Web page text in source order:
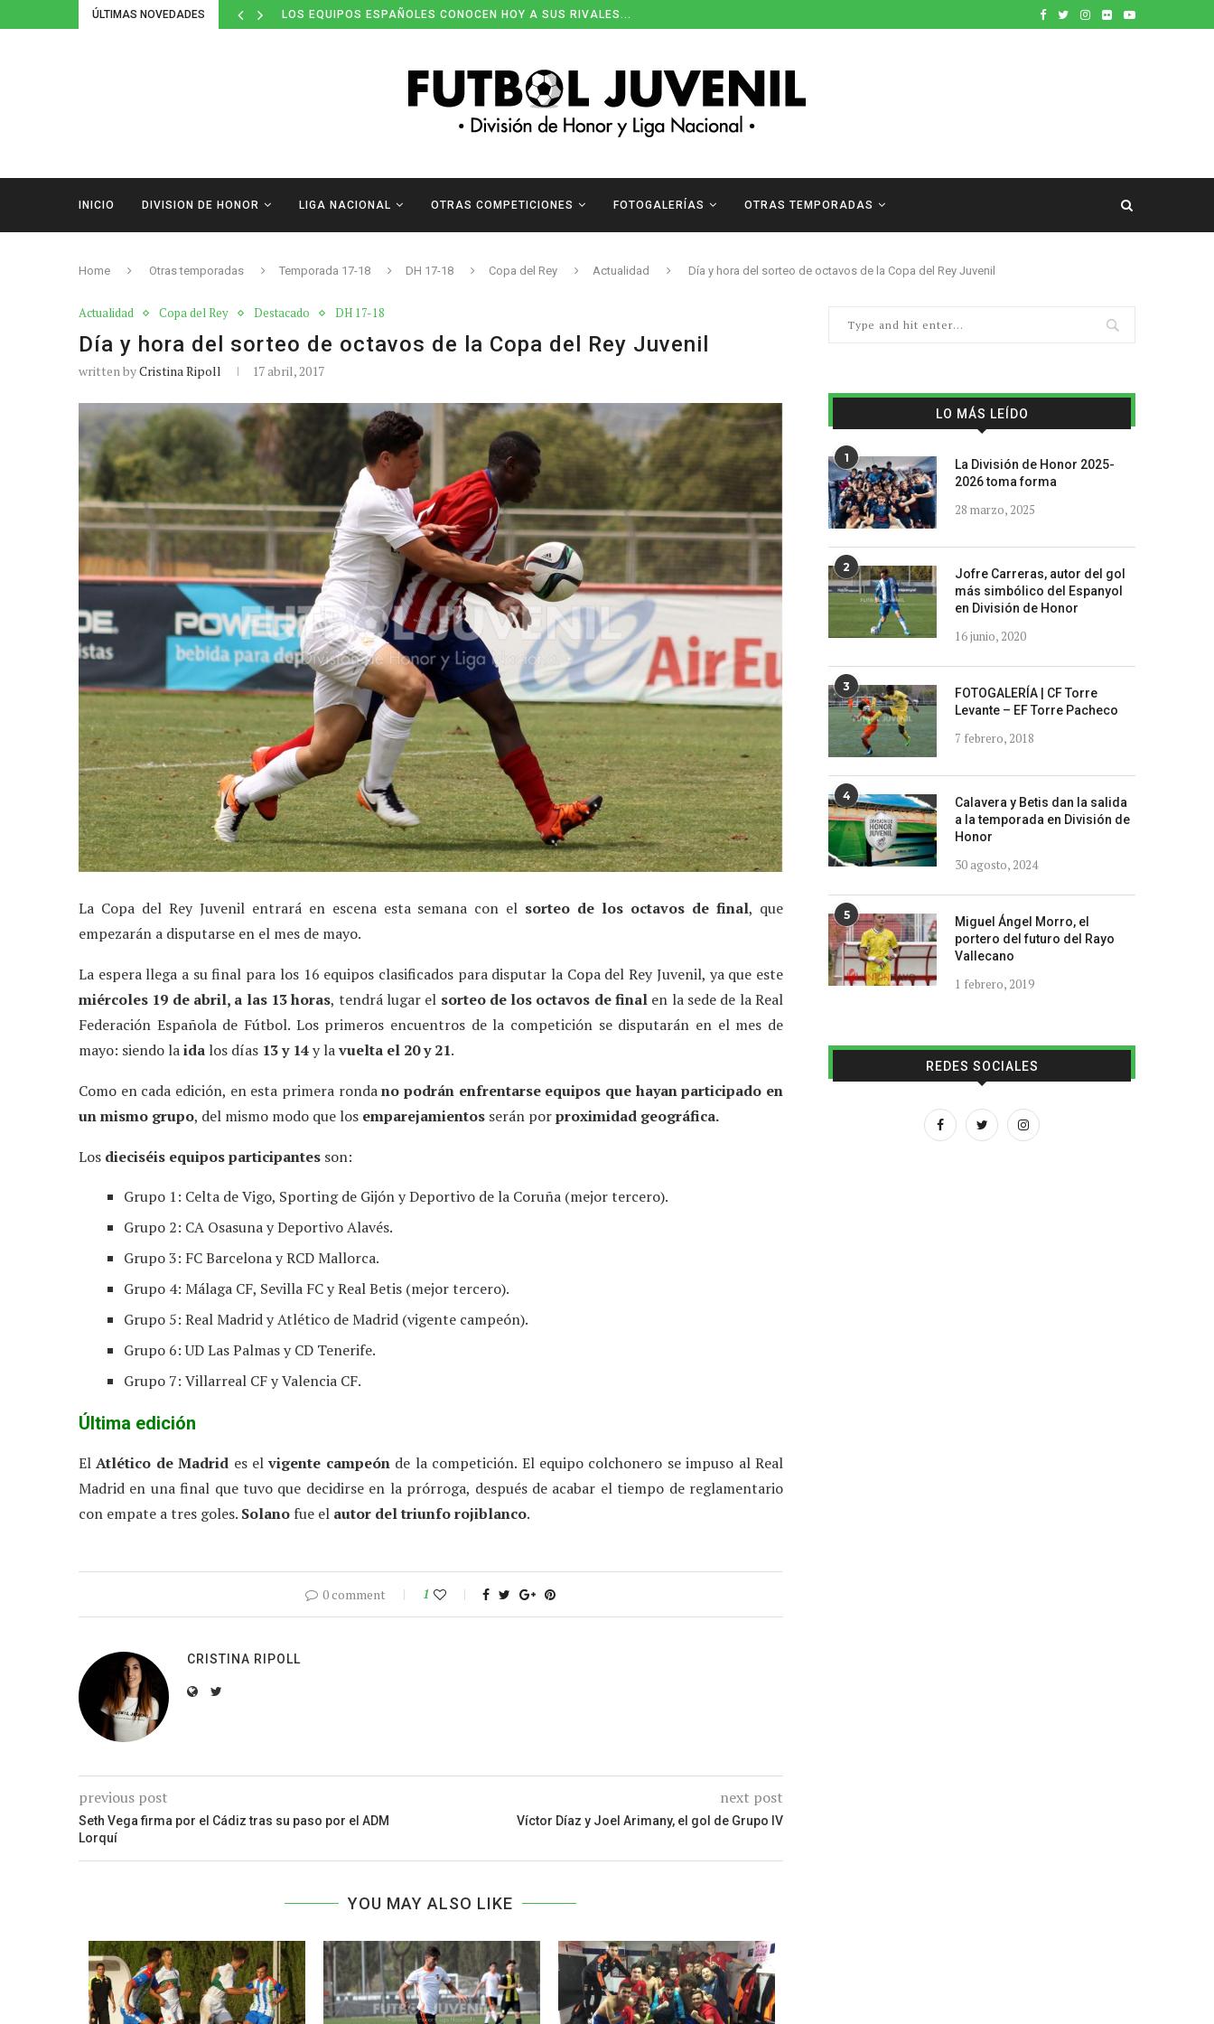
ÚLTIMAS NOVEDADES LOS EQUIPOS ESPAÑOLES CONOCEN HOY A SUS RIVALES...
INICIO DIVISION DE HONOR LIGA NACIONAL OTRAS COMPETICIONES FOTOGALERÍAS OTRAS TEMPORADAS
Home Otras temporadas Temporada 17-18 DH 17-18 Copa del Rey Actualidad Día y hora del sorteo de octavos de la Copa del Rey Juvenil
Actualidad Copa del Rey Destacado DH 17-18
Día y hora del sorteo de octavos de la Copa del Rey Juvenil
written byCristina Ripoll 17 abril, 2017
La Copa del Rey Juvenil entrará en escena esta semana con el sorteo de los octavos de final, que
empezarán a disputarse en el mes de mayo.
La espera llega a su final para los 16 equipos clasificados para disputar la Copa del Rey Juvenil, ya que este
miércoles 19 de abril, a las 13 horas, tendrá lugar el sorteo de los octavos de final en la sede de la Real
Federación Española de Fútbol. Los primeros encuentros de la competición se disputarán en el mes de
mayo: siendo laida los días 13 y 14y lavuelta el 20 y 21.
Como en cada edición, en esta primera rondano podrán enfrentarse equipos que hayan participado en
un mismo grupo, del mismo modo que los emparejamientos serán porproximidad geográfica.
Los dieciséis equipos participantes son:
Grupo 1: Celta de Vigo, Sporting de Gijón y Deportivo de la Coruña (mejor tercero).
Grupo 2: CA Osasuna y Deportivo Alavés.
Grupo 3: FC Barcelona y RCD Mallorca.
Grupo 4: Málaga CF, Sevilla FC y Real Betis (mejor tercero).
Grupo 5: Real Madrid y Atlético de Madrid (vigente campeón).
Grupo 6: UD Las Palmas y CD Tenerife.
Grupo 7: Villarreal CF y Valencia CF.
Última edición
ElAtlético de Madrid es elvigente campeónde la competición. El equipo colchonero se impuso al Real
Madrid en una final que tuvo que decidirse en la prórroga, después de acabar el tiempo de reglamentario
con empate a tres goles. Solano fue el autor del triunfo rojiblanco.
0 comment 1
CRISTINA RIPOLL
previous post
Seth Vega firma por el Cádiz tras su paso por el ADM
Lorquí
next post
Víctor Díaz y Joel Arimany, el gol de Grupo IV
YOU MAY ALSO LIKE
LO MÁS LEÍDO
1
La División de Honor 2025-
2026 toma forma
28 marzo, 2025
2
Jofre Carreras, autor del gol
más simbólico del Espanyol
en División de Honor
16 junio, 2020
3
FOTOGALERÍA | CF Torre
Levante – EF Torre Pacheco
7 febrero, 2018
4
Calavera y Betis dan la salida
a la temporada en División de
Honor
30 agosto, 2024
5
Miguel Ángel Morro, el
portero del futuro del Rayo
Vallecano
1 febrero, 2019
REDES SOCIALES